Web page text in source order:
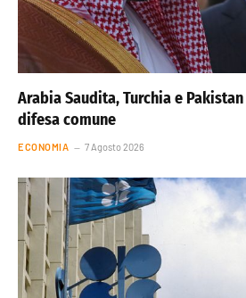
Arabia Saudita, Turchia e
difesa comune
ECONOMIA 7 Agosto 2026